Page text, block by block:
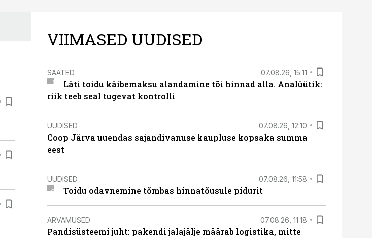
VIIMASED UUDISED
SAATED 07.08.26, 15:11
Läti toidu käibemaksu alandamine tõi hinnad alla. Analüütik:
riik teeb seal tugevat kontrolli
UUDISED 07.08.26, 12:10
Coop Järva uuendas sajandivanuse kaupluse kopsaka summa
eest
UUDISED 07.08.26, 11:58
Toidu odavnemine tõmbas hinnatõusule pidurit
ARVAMUSED 07.08.26, 11:18
Pandisüsteemi juht: pakendi jalajälje määrab logistika, mitte